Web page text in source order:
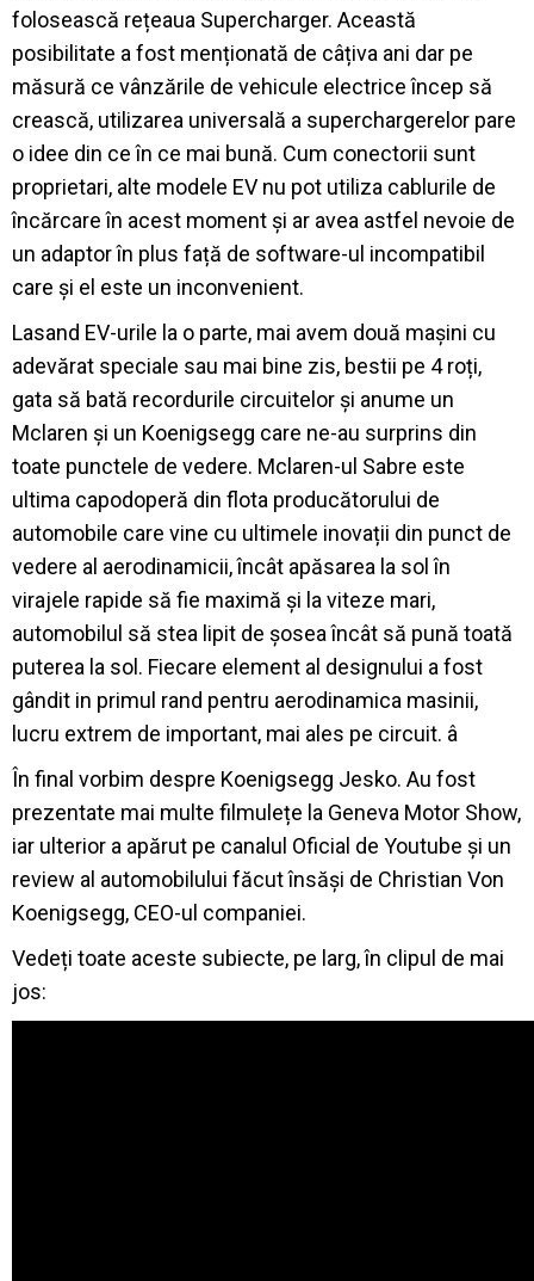
folosească rețeaua Supercharger. Această
posibilitate a fost menționată de câțiva ani dar pe
măsură ce vânzările de vehicule electrice încep să
crească, utilizarea universală a superchargerelor pare
o idee din ce în ce mai bună. Cum conectorii sunt
proprietari, alte modele EV nu pot utiliza cablurile de
încărcare în acest moment și ar avea astfel nevoie de
un adaptor în plus față de software-ul incompatibil
care și el este un inconvenient.
Lasand EV-urile la o parte, mai avem două mașini cu
adevărat speciale sau mai bine zis, bestii pe 4 roți,
gata să bată recordurile circuitelor și anume un
Mclaren și un Koenigsegg care ne-au surprins din
toate punctele de vedere. Mclaren-ul Sabre este
ultima capodoperă din flota producătorului de
automobile care vine cu ultimele inovații din punct de
vedere al aerodinamicii, încât apăsarea la sol în
virajele rapide să fie maximă și la viteze mari,
automobilul să stea lipit de șosea încât să pună toată
puterea la sol. Fiecare element al designului a fost
gândit in primul rand pentru aerodinamica masinii,
lucru extrem de important, mai ales pe circuit. â
În final vorbim despre Koenigsegg Jesko. Au fost
prezentate mai multe filmulețe la Geneva Motor Show,
iar ulterior a apărut pe canalul Oficial de Youtube și un
review al automobilului făcut însăși de Christian Von
Koenigsegg, CEO-ul companiei.
Vedeți toate aceste subiecte, pe larg, în clipul de mai
jos: